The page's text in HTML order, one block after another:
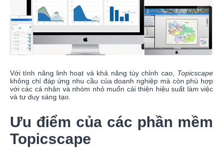
Với tính năng linh hoạt và khả năng tùy chỉnh cao, Topicscape
không chỉ đáp ứng nhu cầu của doanh nghiệp mà còn phù hợp
với các cá nhân và nhóm nhỏ muốn cải thiện hiệu suất làm việc
và tư duy sáng tạo.
Ưu điểm của các phần mềm
Topicscape